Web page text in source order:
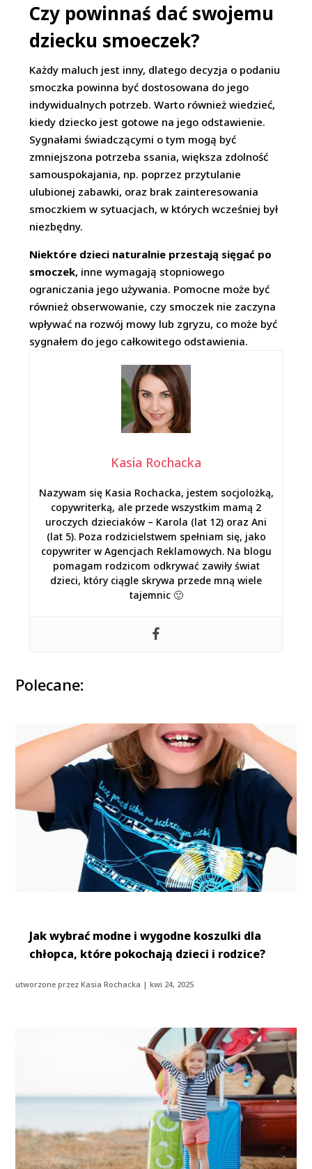
Czy powinnaś dać swojemu
dziecku smoeczek?
Każdy maluch jest inny, dlatego decyzja o podaniu
smoczka powinna być dostosowana do jego
indywidualnych potrzeb. Warto również wiedzieć,
kiedy dziecko jest gotowe na jego odstawienie.
Sygnałami świadczącymi o tym mogą być
zmniejszona potrzeba ssania, większa zdolność
samouspokajania, np. poprzez przytulanie
ulubionej zabawki, oraz brak zainteresowania
smoczkiem w sytuacjach, w których wcześniej był
niezbędny.
Niektóre dzieci naturalnie przestają sięgać po
smoczek, inne wymagają stopniowego
ograniczania jego używania. Pomocne może być
również obserwowanie, czy smoczek nie zaczyna
wpływać na rozwój mowy lub zgryzu, co może być
sygnałem do jego całkowitego odstawienia.
Kasia Rochacka
Nazywam się Kasia Rochacka, jestem socjolożką,
copywriterką, ale przede wszystkim mamą 2
uroczych dzieciaków – Karola (lat 12) oraz Ani
(lat 5). Poza rodzicielstwem spełniam się, jako
copywriter w Agencjach Reklamowych. Na blogu
pomagam rodzicom odkrywać zawiły świat
dzieci, który ciągle skrywa przede mną wiele
tajemnic 🙂
Polecane:
Jak wybrać modne i wygodne koszulki dla
chłopca, które pokochają dzieci i rodzice?
utworzone przezKasia Rochacka |kwi 24, 2025